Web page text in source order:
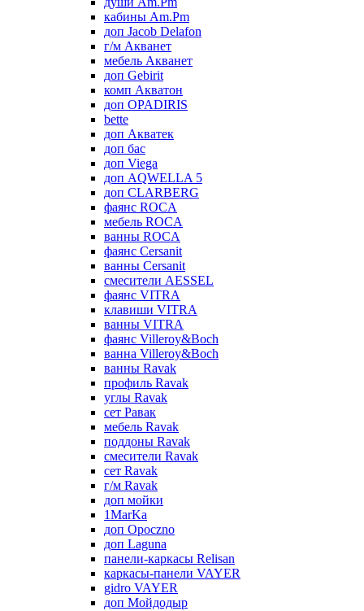
кабины Am.Pm
доп Jacob Delafon
г/м Акванет
мебель Акванет
доп Gebirit
комп Акватон
доп OPADIRIS
bette
доп Акватек
доп бас
доп Viega
доп AQWELLA 5
доп CLARBERG
фаянс ROCA
мебель ROCA
ванны ROCA
фаянс Cersanit
ванны Cersanit
смесители AESSEL
фаянс VITRA
клавиши VITRA
ванны VITRA
фаянс Villeroy&Boch
ванна Villeroy&Boch
ванны Ravak
профиль Ravak
углы Ravak
сет Равак
мебель Ravak
поддоны Ravak
смесители Ravak
сет Ravak
г/м Ravak
доп мойки
1MarKa
доп Opoczno
доп Laguna
панели-каркасы Relisan
каркасы-панели VAYER
gidro VAYER
доп Мойдодыр